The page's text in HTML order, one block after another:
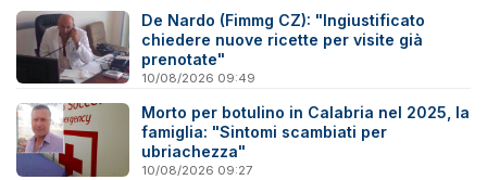
De Nardo (Fimmg CZ): "Ingiustificato
chiedere nuove ricette per visite già
prenotate"
10/08/2026 09:49
Morto per botulino in Calabria nel 2025, la
famiglia: "Sintomi scambiati per
ubriachezza"
10/08/2026 09:27